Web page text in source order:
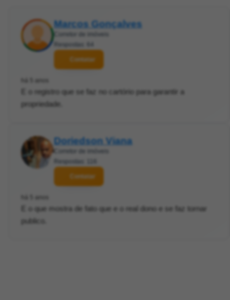
Marcos Gonçalves
Corretor de imóveis
Respostas: 64
Contatar
há 5 anos
E o registro que se faz no cartório para garantir a
propriedade.
Doriedson Viana
Corretor de imóveis
Respostas: 116
Contatar
há 5 anos
E o que mostra de fato que e o real dono e se faz tornar
publico.